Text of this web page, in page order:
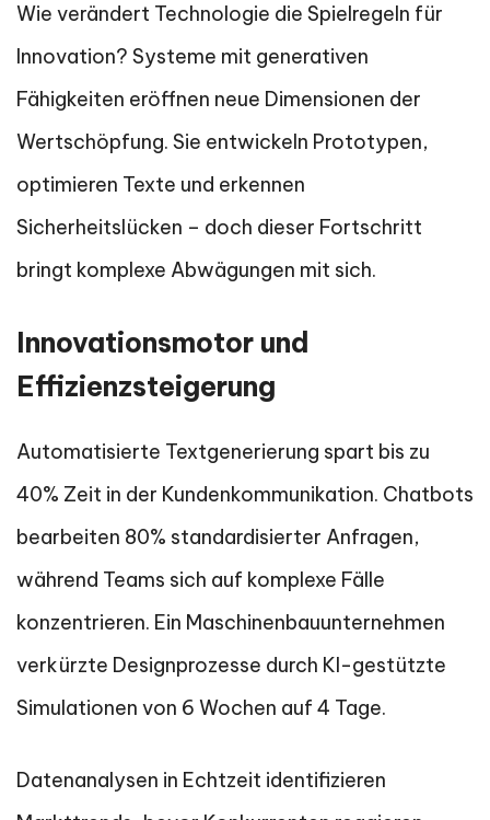
Wie verändert Technologie die Spielregeln für
Innovation? Systeme mit generativen
Fähigkeiten eröffnen neue Dimensionen der
Wertschöpfung. Sie entwickeln Prototypen,
optimieren Texte und erkennen
Sicherheitslücken – doch dieser Fortschritt
bringt komplexe Abwägungen mit sich.
Innovationsmotor und
Effizienzsteigerung
Automatisierte Textgenerierung spart bis zu
40% Zeit in der Kundenkommunikation. Chatbots
bearbeiten 80% standardisierter Anfragen,
während Teams sich auf komplexe Fälle
konzentrieren. Ein Maschinenbauunternehmen
verkürzte Designprozesse durch KI-gestützte
Simulationen von 6 Wochen auf 4 Tage.
Datenanalysen in Echtzeit identifizieren